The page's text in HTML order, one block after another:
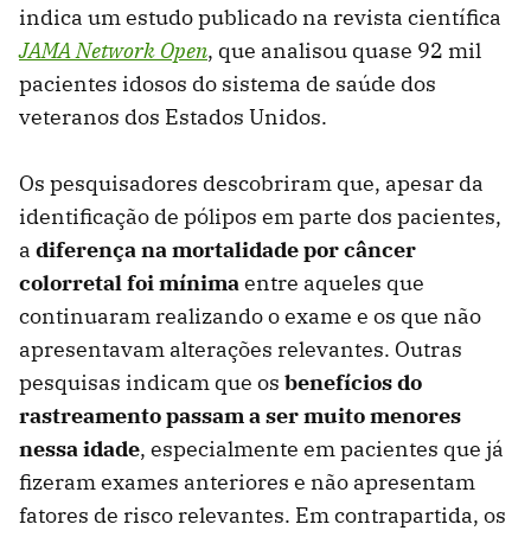
indica um estudo publicado na revista científica
JAMA Network Open, que analisou quase 92 mil
pacientes idosos do sistema de saúde dos
veteranos dos Estados Unidos.
Os pesquisadores descobriram que, apesar da
identificação de pólipos em parte dos pacientes,
a diferença na mortalidade por câncer
colorretal foi mínimaentre aqueles que
continuaram realizando o exame e os que não
apresentavam alterações relevantes. Outras
pesquisas indicam que os benefícios do
rastreamento passam a ser muito menores
nessa idade, especialmente em pacientes que já
fizeram exames anteriores e não apresentam
fatores de risco relevantes. Em contrapartida, os